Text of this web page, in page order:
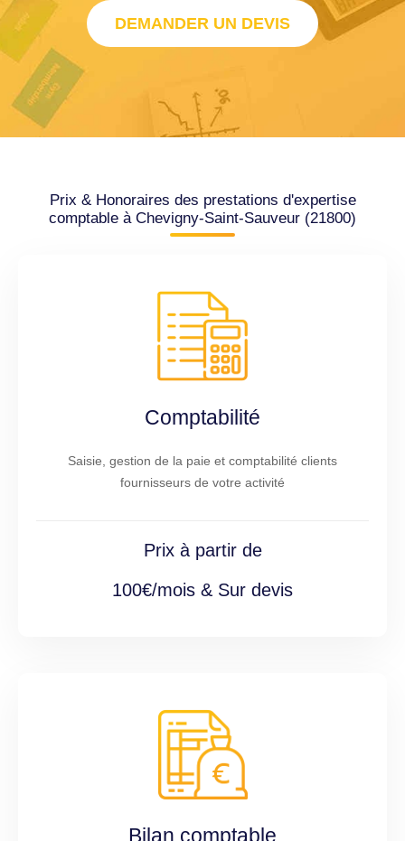
DEMANDER UN DEVIS
Prix & Honoraires des prestations d'expertise
comptable à Chevigny-Saint-Sauveur (21800)
Comptabilité
Saisie, gestion de la paie et comptabilité clients
fournisseurs de votre activité
Prix à partir de
100€/mois & Sur devis
Bilan comptable